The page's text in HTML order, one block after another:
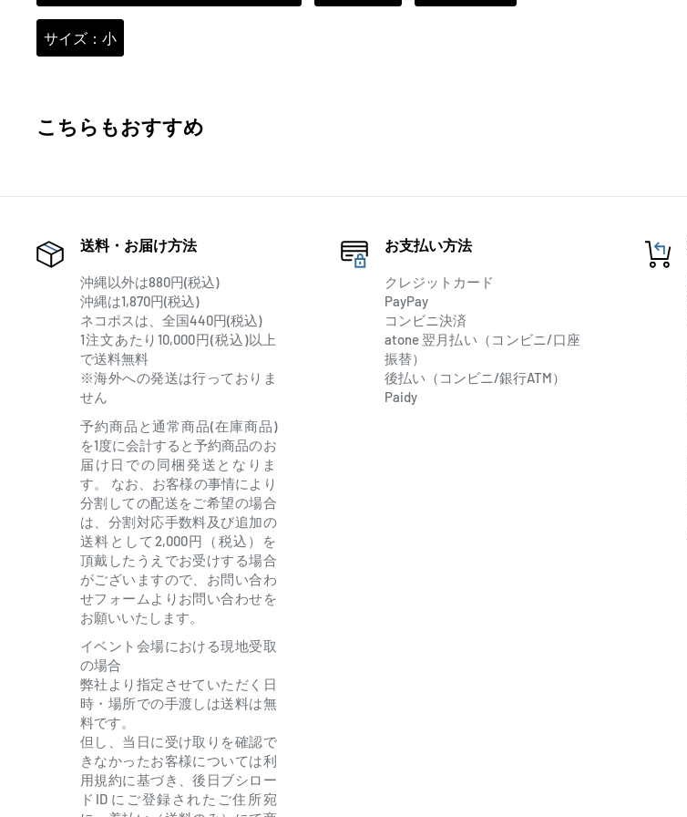
サイズ：小
こちらもおすすめ
送料・お届け方法
沖縄以外は880円(税込)
沖縄は1,870円(税込)
ネコポスは、全国440円(税込)
1注文あたり10,000円(税込)以上
で送料無料
※海外への発送は行っておりま
せん
予約商品と通常商品(在庫商品)
を1度に会計すると予約商品のお
届け日での同梱発送となりま
す。 なお、お客様の事情により
分割しての配送をご希望の場合
は、分割対応手数料及び追加の
送料として2,000円（税込）を
頂戴したうえでお受けする場合
がございますので、お問い合わ
せフォームよりお問い合わせを
お願いいたします。
イベント会場における現地受取
の場合
弊社より指定させていただく日
時・場所での手渡しは送料は無
料です。
但し、当日に受け取りを確認で
きなかったお客様については利
用規約に基づき、後日ブシロー
ドID にご登録されたご住所宛
お支払い方法
クレジットカード
PayPay
コンビニ決済
atone 翌月払い（コンビニ/口座
振替）
後払い（コンビニ/銀行ATM）
Paidy